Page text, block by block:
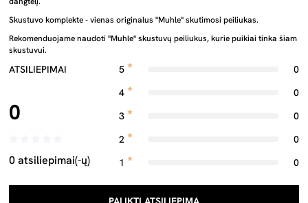
Skustuvo komplekte - vienas originalus "Muhle" skutimosi peiliukas.
Rekomenduojame naudoti "Muhle" skustuvų peiliukus, kurie puikiai tinka šiam
skustuvui.
ATSILIEPIMAI
0
0 atsiliepimai(-ų)
5
0
4
0
3
0
2
0
1
0